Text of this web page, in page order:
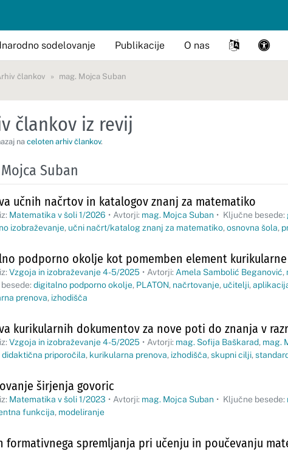
sodelovanje Publikacije O nas
člankov mag. Mojca Suban
člankov iz revij
naceloten arhiv člankov.
Suban
učnih načrtov in katalogov znanj za matematiko
Matematika v šoli 1/2026 • Avtorji: mag. Mojca Suban • Ključne besede:
izobraževanje, učni načrt/katalog znanj za matematiko, osnovna šola,
podporno okolje kot pomemben element
Vzgoja in izobraževanje 4-5/2025 • Avtorji: Amela Sambolić Beganović,
digitalno podporno okolje, PLATON, načrtovanje, učitelji,
prenova, izhodišča
kurikularnih dokumentov za nove poti do znanja v
Vzgoja in izobraževanje 4-5/2025 • Avtorji: mag. Sofija Baškarad, mag.
didaktična priporočila, kurikularna prenova, izhodišča, skupni cilji,
širjenja govoric
Matematika v šoli 1/2023 • Avtorji: mag. Mojca Suban • Ključne besede:
funkcija, modeliranje
formativnega spremljanja pri učenju in poučevanju